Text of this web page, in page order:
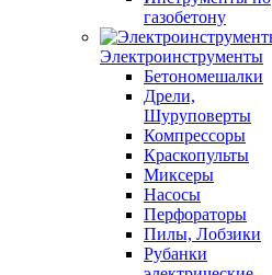
газобетону
Электроинструменты
Бетономешалки
Дрели,
Шуруповерты
Компрессоры
Краскопульты
Миксеры
Насосы
Перфораторы
Пилы, Лобзики
Рубанки